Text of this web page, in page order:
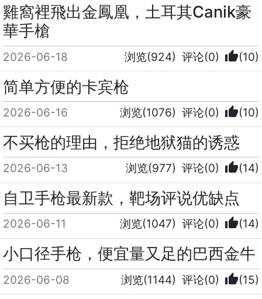
雞窩裡飛出金鳳凰，土耳其Canik豪
華手槍
2026-06-18 浏览(924) 评论(0) thumb_up(10)
简单方便的卡宾枪
2026-06-16 浏览(1076) 评论(0) thumb_up(10)
不买枪的理由，拒绝地狱猫的诱惑
2026-06-13 浏览(977) 评论(0) thumb_up(14)
自卫手枪最新款，靶场评说优缺点
2026-06-11 浏览(1047) 评论(0) thumb_up(14)
小口径手枪，便宜量又足的巴西金牛
2026-06-08 浏览(1144) 评论(0) thumb_up(15)